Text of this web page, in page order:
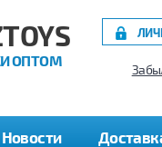
ОПТОМ
Новости